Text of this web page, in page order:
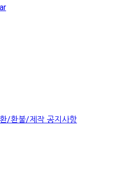
/환불/제작 공지사항